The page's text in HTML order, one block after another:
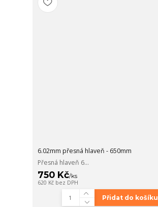
6.02mm přesná hlaveň - 650mm
Přesná hlaveň 6...
750 Kč/ks
620 Kč bez DPH
Přidat do košíku